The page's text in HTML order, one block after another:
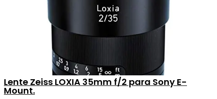
Lente Zeiss LOXIA 35mm f/2 para Sony E-
Mount.